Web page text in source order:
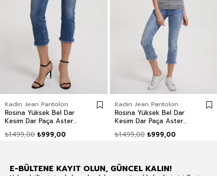
Kadın Jean Pantolon
Rosina Yüksek Bel Dar
Kesim Dar Paça Aster
₺999,00
₺1.499,00
Kadın Jean Pantolon
Rosina Yüksek Bel Dar
Kesim Dar Paça Aster
Pantolon ₺999,00
₺1.499,00
E-BÜLTENE KAYIT OLUN, GÜNCEL KALIN!